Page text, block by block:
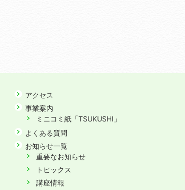
アクセス
事業案内
ミニコミ紙「TSUKUSHI」
よくある質問
お知らせ一覧
重要なお知らせ
トピックス
講座情報